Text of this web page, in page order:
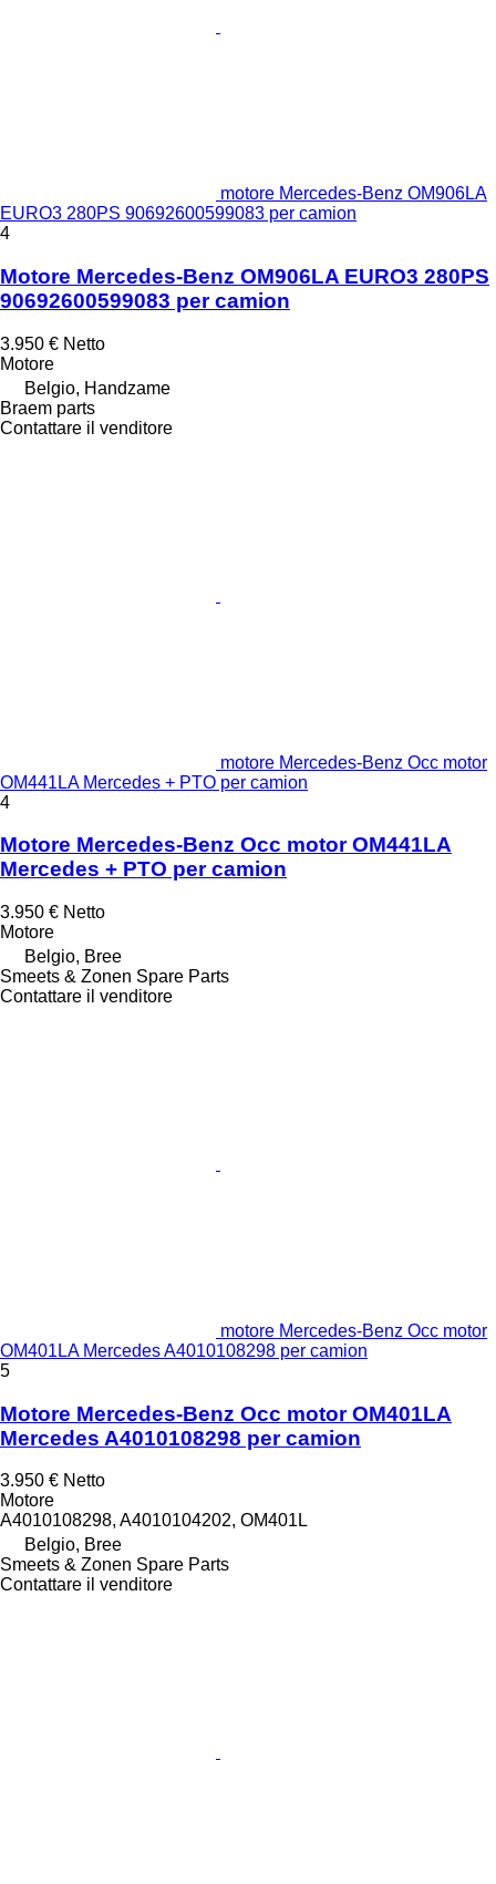
motore Mercedes-Benz OM906LA
EURO3 280PS 90692600599083 per camion
4
Motore Mercedes-Benz OM906LA EURO3 280PS
90692600599083 per camion
3.950 € Netto
Motore
Belgio, Handzame
Braem parts
Contattare il venditore
motore Mercedes-Benz Occ motor
OM441LA Mercedes + PTO per camion
4
Motore Mercedes-Benz Occ motor OM441LA
Mercedes + PTO per camion
3.950 € Netto
Motore
Belgio, Bree
Smeets & Zonen Spare Parts
Contattare il venditore
motore Mercedes-Benz Occ motor
OM401LA Mercedes A4010108298 per camion
5
Motore Mercedes-Benz Occ motor OM401LA
Mercedes A4010108298 per camion
3.950 € Netto
Motore
A4010108298, A4010104202, OM401L
Belgio, Bree
Smeets & Zonen Spare Parts
Contattare il venditore